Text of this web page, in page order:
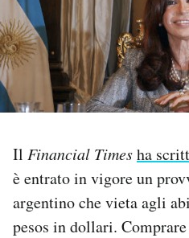
PODCAST
NEWSLETTER
I MIEI PREFERITI
CALENDARIO
Il Financial Timesha
è entrato in vigore un
argentino che vieta agli
pesos in dollari.